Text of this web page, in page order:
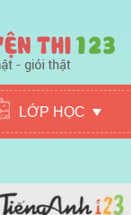
LỚP HỌC